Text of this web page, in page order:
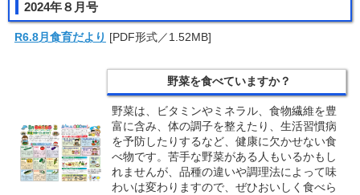
2024年８月号
R6.8月食育だより [PDF形式／1.52MB]
野菜を食べていますか？
野菜は、ビタミンやミネラル、食物繊維を豊
富に含み、体の調子を整えたり、生活習慣病
を予防したりするなど、健康に欠かせない食
べ物です。苦手な野菜がある人もいるかもし
れませんが、品種の違いや調理法によって味
わいは変わりますので、ぜひおいしく食べら